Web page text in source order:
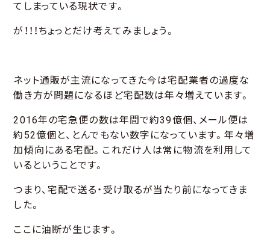
てしまっている現状です。
が！！！ちょっとだけ考えてみましょう。
ネット通販が主流になってきた今は宅配業者の過度な
働き方が問題になるほど宅配数は年々増えています。
2016年の宅急便の数は年間で約39億個、メール便は
約52億個と、とんでもない数字になっています。年々増
加傾向にある宅配。これだけ人は常に物流を利用して
いるということです。
つまり、宅配で送る・受け取るが当たり前になってきま
した。
ここに油断が生じます。